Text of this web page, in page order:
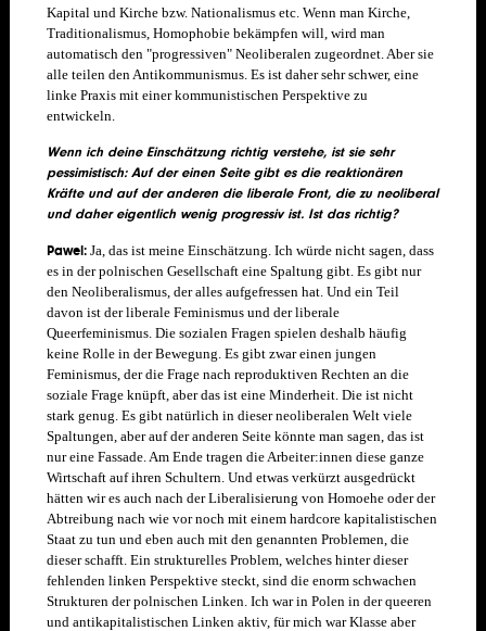
Kapital und Kirche bzw. Nationalismus etc. Wenn man Kirche,
Traditionalismus, Homophobie bekämpfen will, wird man
automatisch den "progressiven" Neoliberalen zugeordnet. Aber sie
alle teilen den Antikommunismus. Es ist daher sehr schwer, eine
linke Praxis mit einer kommunistischen Perspektive zu
entwickeln.
Wenn ich deine Einschätzung richtig verstehe, ist sie sehr
pessimistisch: Auf der einen Seite gibt es die reaktionären
Kräfte und auf der anderen die liberale Front, die zu neoliberal
und daher eigentlich wenig progressiv ist. Ist das richtig?
Pawel: Ja, das ist meine Einschätzung. Ich würde nicht sagen, dass
es in der polnischen Gesellschaft eine Spaltung gibt. Es gibt nur
den Neoliberalismus, der alles aufgefressen hat. Und ein Teil
davon ist der liberale Feminismus und der liberale
Queerfeminismus. Die sozialen Fragen spielen deshalb häufig
keine Rolle in der Bewegung. Es gibt zwar einen jungen
Feminismus, der die Frage nach reproduktiven Rechten an die
soziale Frage knüpft, aber das ist eine Minderheit. Die ist nicht
stark genug. Es gibt natürlich in dieser neoliberalen Welt viele
Spaltungen, aber auf der anderen Seite könnte man sagen, das ist
nur eine Fassade. Am Ende tragen die Arbeiter:innen diese ganze
Wirtschaft auf ihren Schultern. Und etwas verkürzt ausgedrückt
hätten wir es auch nach der Liberalisierung von Homoehe oder der
Abtreibung nach wie vor noch mit einem hardcore kapitalistischen
Staat zu tun und eben auch mit den genannten Problemen, die
dieser schafft. Ein strukturelles Problem, welches hinter dieser
fehlenden linken Perspektive steckt, sind die enorm schwachen
Strukturen der polnischen Linken. Ich war in Polen in der queeren
und antikapitalistischen Linken aktiv, für mich war Klasse aber